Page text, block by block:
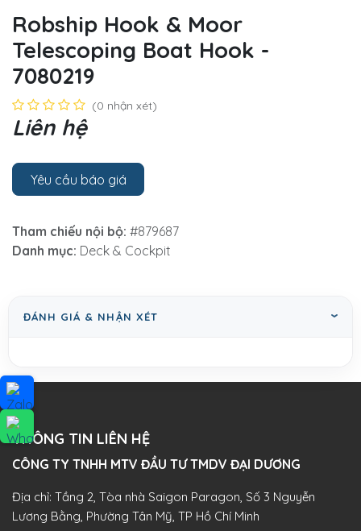
Robship Hook & Moor
Telescoping Boat Hook -
7080219
(0 nhận xét)
Liên hệ
Yêu cầu báo giá
Tham chiếu nội bộ: #879687
Danh mục: Deck & Cockpit
ĐÁNH GIÁ & NHẬN XÉT
THÔNG TIN LIÊN HỆ
CÔNG TY TNHH MTV ĐẦU TƯ TMDV ĐẠI DƯƠNG​
Địa chỉ: Tầng 2, Tòa nhà Saigon Paragon, Số 3 Nguyễn
Lương Bằng, Phường Tân Mỹ, TP Hồ Chí Minh